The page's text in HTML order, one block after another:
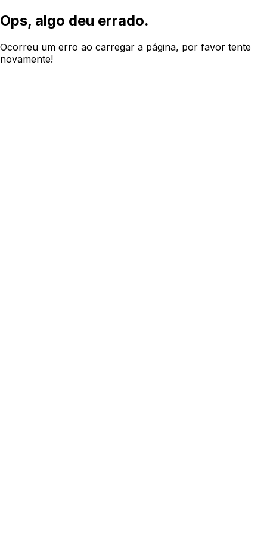
Ops, algo deu errado.
Ocorreu um erro ao carregar a página, por favor tente
novamente!